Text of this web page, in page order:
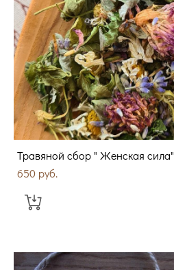
Травяной сбор " Женская сила"
650 pуб.